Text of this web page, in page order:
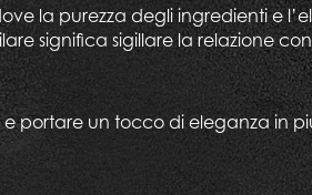
la purezza degli ingredienti e
significa sigillare la relazione
portare un tocco di eleganza in